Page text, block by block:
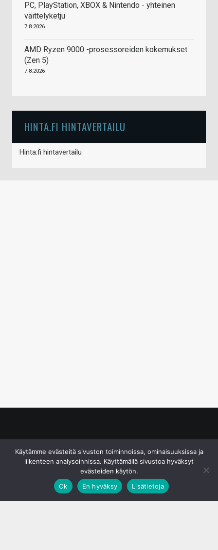
PC, PlayStation, XBOX & Nintendo - yhteinen
väittelyketju
7.8.2026
AMD Ryzen 9000 -prosessoreiden kokemukset
(Zen 5)
7.8.2026
HINTA.FI HINTAVERTAILU
Hinta.fi hintavertailu
Käytämme evästeitä sivuston toiminnoissa, ominaisuuksissa ja
liikenteen analysoinnissa. Käyttämällä sivustoa hyväksyt
evästeiden käytön.
Ok
En hyväksy Lisätietoja